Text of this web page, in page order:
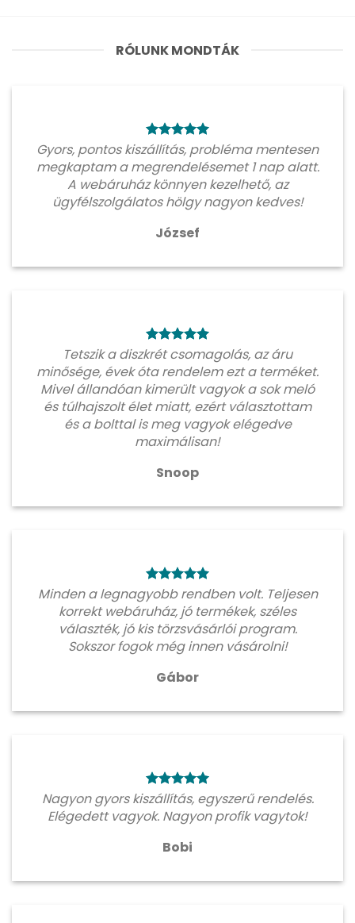
RÓLUNK MONDTÁK
Gyors, pontos kiszállítás, probléma mentesen
megkaptam a megrendelésemet 1 nap alatt.
A webáruház könnyen kezelhető, az
ügyfélszolgálatos hölgy nagyon kedves!
József
Tetszik a diszkrét csomagolás, az áru
minősége, évek óta rendelem ezt a terméket.
Mivel állandóan kimerült vagyok a sok meló
és túlhajszolt élet miatt, ezért választottam
és a bolttal is meg vagyok elégedve
maximálisan!
Snoop
Minden a legnagyobb rendben volt. Teljesen
korrekt webáruház, jó termékek, széles
választék, jó kis törzsvásárlói program.
Sokszor fogok még innen vásárolni!
Gábor
Nagyon gyors kiszállítás, egyszerű rendelés.
Elégedett vagyok. Nagyon profik vagytok!
Bobi